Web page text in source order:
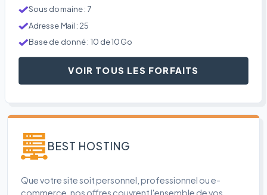
Sous domaine : 7
Adresse Mail : 25
Base de donné : 10 de 10Go
VOIR TOUS LES FORFAITS
BEST HOSTING
Que votre site soit personnel, professionnel ou e-
commerce, nos offres couvrent l'ensemble de vos